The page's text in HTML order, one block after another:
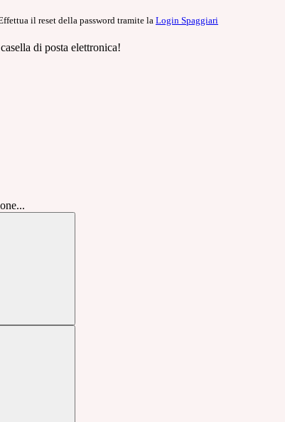
il reset della password tramite la Login Spaggiari
di posta elettronica!